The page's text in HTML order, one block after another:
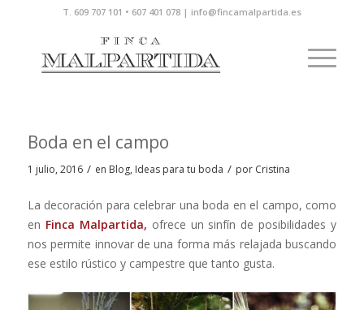
T. 609 707 101 • 607 401 078 | info@fincamalpartida.es
Boda en el campo
1 julio, 2016 / en Blog, Ideas para tu boda / por Cristina
La decoración para celebrar una boda en el campo, como
en Finca Malpartida, ofrece un sinfín de posibilidades y
nos permite innovar de una forma más relajada buscando
ese estilo rústico y campestre que tanto gusta.